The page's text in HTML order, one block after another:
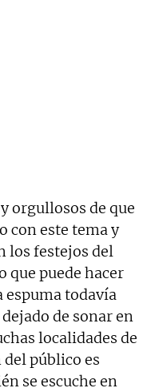
orgullosos de que
con este tema y
los festejos del
que puede hacer
espuma todavía
de sonar en
localidades de
público es
se escuche en